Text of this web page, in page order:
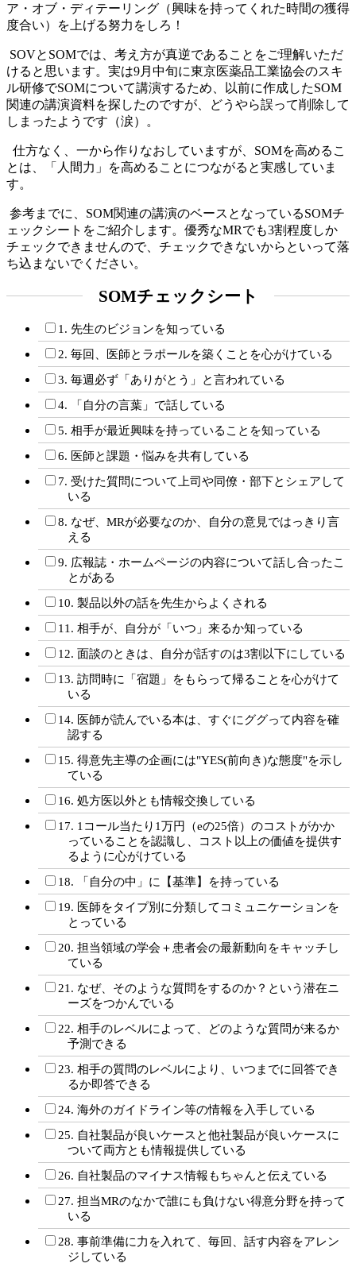
ア・オブ・ディテーリング（興味を持ってくれた時間の獲得
度合い）を上げる努力をしろ！
SOVとSOMでは、考え方が真逆であることをご理解いただ
けると思います。実は9月中旬に東京医薬品工業協会のスキ
ル研修でSOMについて講演するため、以前に作成したSOM
関連の講演資料を探したのですが、どうやら誤って削除して
しまったようです（涙）。
仕方なく、一から作りなおしていますが、SOMを高めるこ
とは、「人間力」を高めることにつながると実感していま
す。
参考までに、SOM関連の講演のベースとなっているSOMチ
ェックシートをご紹介します。優秀なMRでも3割程度しか
チェックできませんので、チェックできないからといって落
ち込まないでください。
SOMチェックシート
1. 先生のビジョンを知っている
2. 毎回、医師とラポールを築くことを心がけている
3. 毎週必ず「ありがとう」と言われている
4. 「自分の言葉」で話している
5. 相手が最近興味を持っていることを知っている
6. 医師と課題・悩みを共有している
7. 受けた質問について上司や同僚・部下とシェアして
いる
8. なぜ、MRが必要なのか、自分の意見ではっきり言
える
9. 広報誌・ホームページの内容について話し合ったこ
とがある
10. 製品以外の話を先生からよくされる
11. 相手が、自分が「いつ」来るか知っている
12. 面談のときは、自分が話すのは3割以下にしている
13. 訪問時に「宿題」をもらって帰ることを心がけて
いる
14. 医師が読んでいる本は、すぐにググって内容を確
認する
15. 得意先主導の企画には"YES(前向き)な態度"を示し
ている
16. 処方医以外とも情報交換している
17. 1コール当たり1万円（eの25倍）のコストがかか
っていることを認識し、コスト以上の価値を提供す
るように心がけている
18. 「自分の中」に【基準】を持っている
19. 医師をタイプ別に分類してコミュニケーションを
とっている
20. 担当領域の学会＋患者会の最新動向をキャッチし
ている
21. なぜ、そのような質問をするのか？という潜在ニ
ーズをつかんでいる
22. 相手のレベルによって、どのような質問が来るか
予測できる
23. 相手の質問のレベルにより、いつまでに回答でき
るか即答できる
24. 海外のガイドライン等の情報を入手している
25. 自社製品が良いケースと他社製品が良いケースに
ついて両方とも情報提供している
26. 自社製品のマイナス情報もちゃんと伝えている
27. 担当MRのなかで誰にも負けない得意分野を持って
いる
28. 事前準備に力を入れて、毎回、話す内容をアレン
ジしている